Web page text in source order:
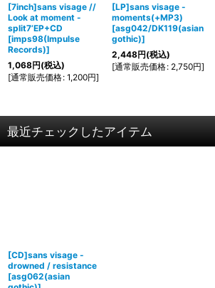
[7inch]sans visage //
Look at moment -
split7’EP+CD
[imps98(Impulse
Records)]
1,068円(税込)
[通常販売価格: 1,200円]
[LP]sans visage -
moments(+MP3)
[asg042/DK119(asian
gothic)]
2,448円(税込)
[通常販売価格: 2,750円]
最近チェックしたアイテム
[CD]sans visage -
drowned / resistance
[asg062(asian